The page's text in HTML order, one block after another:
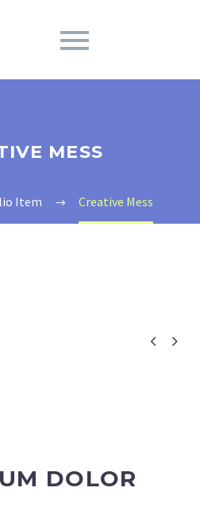
MESS
Item Creative Mess
 
DOLOR